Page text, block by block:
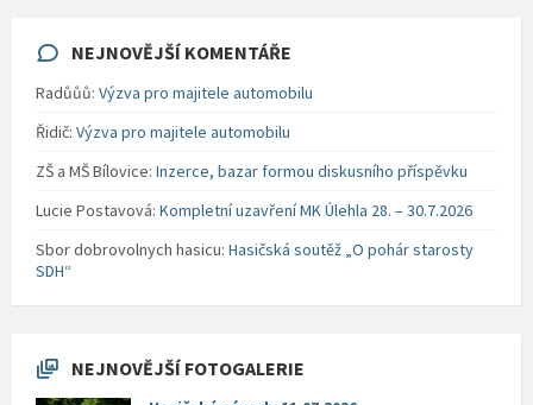
NEJNOVĚJŠÍ KOMENTÁŘE
Radůůů: Výzva pro majitele automobilu
Řidič: Výzva pro majitele automobilu
ZŠ a MŠ Bílovice: Inzerce, bazar formou diskusního příspěvku
Lucie Postavová: Kompletní uzavření MK Úlehla 28. – 30.7.2026
Sbor dobrovolnych hasicu: Hasičská soutěž „O pohár starosty
SDH“
NEJNOVĚJŠÍ FOTOGALERIE